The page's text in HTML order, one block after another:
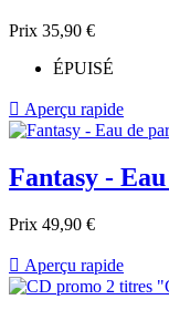
Prix 35,90 €
ÉPUISÉ
 Aperçu rapide
Fantasy -
Prix 49,90 €
 Aperçu rapide